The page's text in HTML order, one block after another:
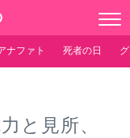
ナファト 死者の日
と見所、